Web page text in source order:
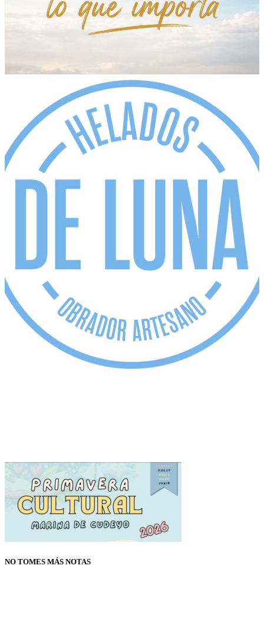
NO TOMES MÁS NOTAS